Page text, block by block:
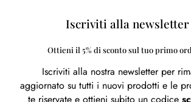
Iscriviti alla newsletter
Ottieni il 5% di sconto sul tuo primo
Iscriviti alla nostra newsletter per
aggiornato su tutti i nuovi prodotti e le
te riservate e ottieni subito un codice